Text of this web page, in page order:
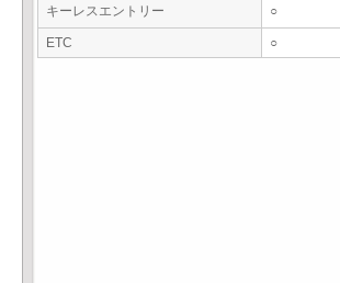
キーレスエントリー ○
ETC ○